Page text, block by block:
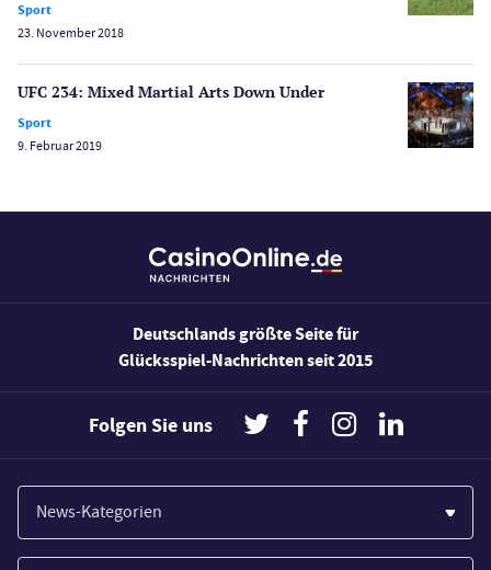
Sport
Wetten
Casino Testberichte
Slot Freispiele
Sport
23. November 2018
UFC 234: Mixed Martial Arts Down Under
Sport
9. Februar 2019
Deutschlands größte Seite für
Glücksspiel-Nachrichten seit 2015
Folgen Sie uns
News-Kategorien
Casinos